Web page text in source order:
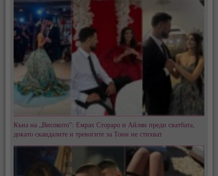
Къна на „Високото": Емрах Стораро и Айлян преди сватбата,
докато скандалите и тревогите за Тони не стихват